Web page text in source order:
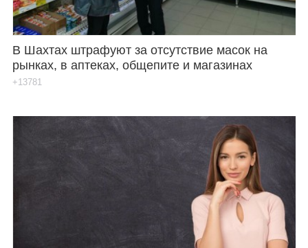
В Шахтах штрафуют за отсутствие масок на
рынках, в аптеках, общепите и магазинах
+13781